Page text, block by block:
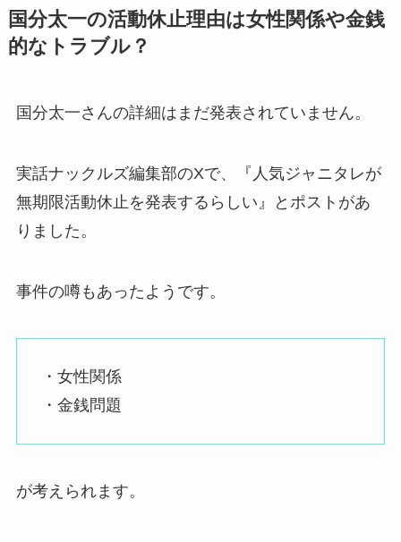
国分太一の活動休止理由は女性関係や金銭
的なトラブル？
国分太一さんの詳細はまだ発表されていません。
実話ナックルズ編集部のXで、『人気ジャニタレが
無期限活動休止を発表するらしい』とポストがあ
りました。
事件の噂もあったようです。
・女性関係
・金銭問題
が考えられます。